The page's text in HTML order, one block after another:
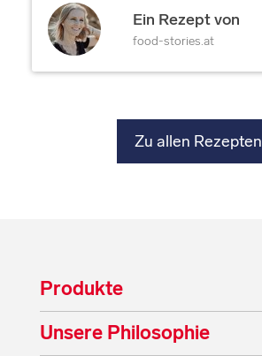
Ein Rezept von
food-stories.at
Zu allen Rezepten
Produkte
Unsere Philosophie